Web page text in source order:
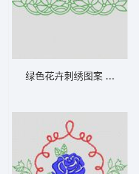
绿色花卉刺绣图案 植物花型